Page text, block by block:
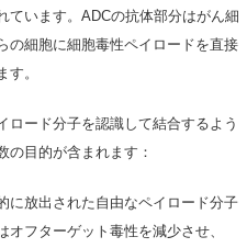
ています。ADCの抗体部分はがん細
の細胞に細胞毒性ペイロードを直接
す。
ロード分子を認識して結合するよう
の目的が含まれます：
に放出された自由なペイロード分子
フターゲット毒性を減少させ、